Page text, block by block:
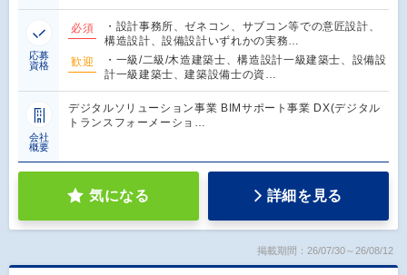
応募
資格
必須
・設計事務所、ゼネコン、サブコン等での意匠設計、
構造設計、設備設計いずれかの実務…
歓迎
・一級/二級/木造建築士、構造設計一級建築士、設備設
計一級建築士、建築設備士の資…
会社
概要
デジタルソリューション事業 BIMサポート事業 DX(デジタル
トランスフォーメーショ…
気になる 詳細を見る
掲載期間：26/07/30～26/08/12